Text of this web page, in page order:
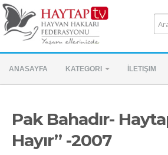
ANASAYFA KATEGORI İLETIŞIM
Pak Bahadır-
Hayır’’ -2007